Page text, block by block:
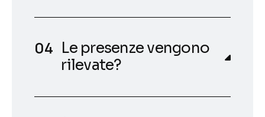
Le presenze vengono
rilevate?